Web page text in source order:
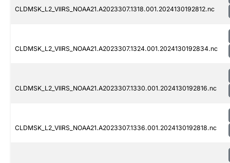
CLDMSK_L2_VIIRS_NOAA21.A2023307.1318.001.2024130192812.nc
CLDMSK_L2_VIIRS_NOAA21.A2023307.1324.001.2024130192834.nc
CLDMSK_L2_VIIRS_NOAA21.A2023307.1330.001.2024130192816.nc
CLDMSK_L2_VIIRS_NOAA21.A2023307.1336.001.2024130192818.nc